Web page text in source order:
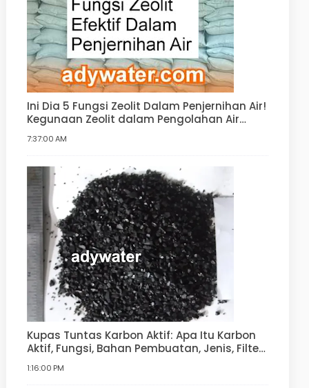
Ini Dia 5 Fungsi Zeolit Dalam Penjernihan Air!
Kegunaan Zeolit dalam Pengolahan Air
7:37:00 AM
Kupas Tuntas Karbon Aktif: Apa Itu Karbon
Aktif, Fungsi, Bahan Pembuatan, Jenis, Filter
1:16:00 PM